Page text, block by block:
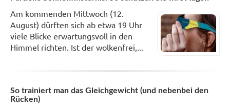
Am kommenden Mittwoch (12.
August) dürften sich ab etwa 19 Uhr
viele Blicke erwartungsvoll in den
Himmel richten. Ist der wolkenfrei,...
So trainiert man das Gleichgewicht (und nebenbei den
Rücken)